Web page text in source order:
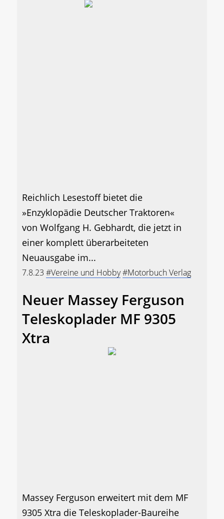
Reichlich Lesestoff bietet die
»Enzyklopädie Deutscher Traktoren«
von Wolfgang H. Gebhardt, die jetzt in
einer komplett überarbeiteten
Neuausgabe im...
7.8.23 #Vereine und Hobby#Motorbuch Verlag
Neuer Massey Ferguson
Teleskoplader MF 9305
Xtra
Massey Ferguson erweitert mit dem MF
9305 Xtra die Teleskoplader-Baureihe